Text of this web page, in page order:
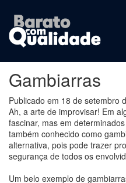
Tag:qual
Gambiarras
Publicado em 18 de setembro
Ah, a arte de improvisar! Em
fascinar, mas em
também conhecido como
alternativa, pois pode trazer
segurança de todos os
Um belo exemplo de